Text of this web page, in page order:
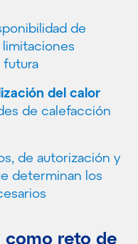
de
limitaciones
futura
del calor
de calefacción
de autorización y
determinan los
como reto de